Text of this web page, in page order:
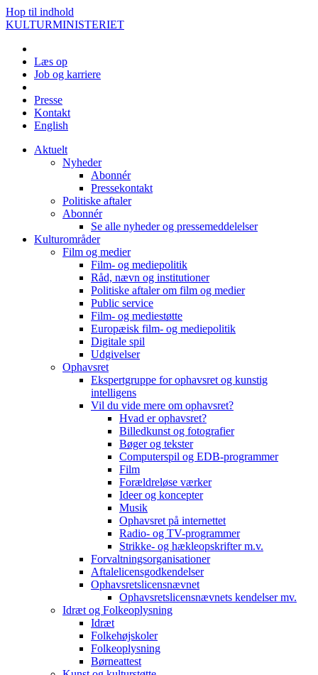
Hop til indhold
KULTURMINISTERIET
Læs op
Job og karriere
Presse
Kontakt
English
Aktuelt
Nyheder
Abonnér
Pressekontakt
Politiske aftaler
Abonnér
Se alle nyheder og pressemeddelelser
Kulturområder
Film og medier
Film- og mediepolitik
Råd, nævn og institutioner
Politiske aftaler om film og medier
Public service
Film- og mediestøtte
Europæisk film- og mediepolitik
Digitale spil
Udgivelser
Ophavsret
Ekspertgruppe for ophavsret og kunstig
intelligens
Vil du vide mere om ophavsret?
Hvad er ophavsret?
Billedkunst og fotografier
Bøger og tekster
Computerspil og EDB-programmer
Film
Forældreløse værker
Ideer og koncepter
Musik
Ophavsret på internettet
Radio- og TV-programmer
Strikke- og hækleopskrifter m.v.
Forvaltningsorganisationer
Aftalelicensgodkendelser
Ophavsretslicensnævnet
Ophavsretslicensnævnets kendelser mv.
Idræt og Folkeoplysning
Idræt
Folkehøjskoler
Folkeoplysning
Børneattest